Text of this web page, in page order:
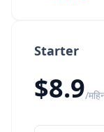
Starter
$8.9/